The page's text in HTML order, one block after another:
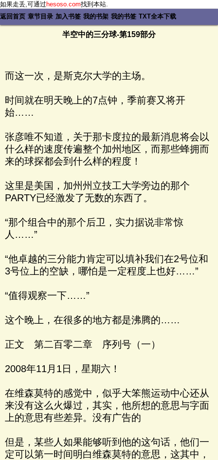
如果走丢,可通过hesoso.com找到本站.
返回首页 章节目录 加入书签 我的书架 我的书签 TXT全本下载
半空中的三分球-第159部分
而这一次，是斯克尔大学的主场。
时间就在明天晚上的7点钟，季前赛又将开
始……
张彦唯不知道，关于那卡度拉的最新消息将会以
什么样的速度传遍整个加州地区，而那些蜂拥而
来的球探都会到什么样的程度！
这里是美国，加州州立技工大学旁边的那个
PARTY已经激发了无数的东西了。
“那个组合中的那个后卫，实力据说非常惊
人……”
“他卓越的三分能力肯定可以填补我们在2号位和
3号位上的空缺，哪怕是一定程度上也好……”
“值得观察一下……”
这个晚上，在很多的地方都是沸腾的……
正文 第二百零二章 序列号（一）
2008年11月1日，星期六！
在维森莫特的感觉中，似乎大笨熊运动中心还从
来没有这么火爆过，其实，他所想的意思与字面
上的意思有些差异。没有广告的
但是，某些人如果能够听到他的这句话，他们一
定可以第一时间明白维森莫特的意思，这其中，